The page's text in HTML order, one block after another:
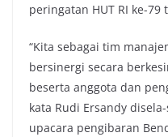
peringatan HUT RI ke-79
“Kita sebagai tim
bersinergi secara
beserta anggota dan
kata Rudi Ersandy
upacara pengibaran